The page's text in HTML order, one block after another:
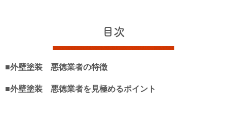
目次
■外壁塗装 悪徳業者の特徴
■外壁塗装 悪徳業者を見極めるポイント